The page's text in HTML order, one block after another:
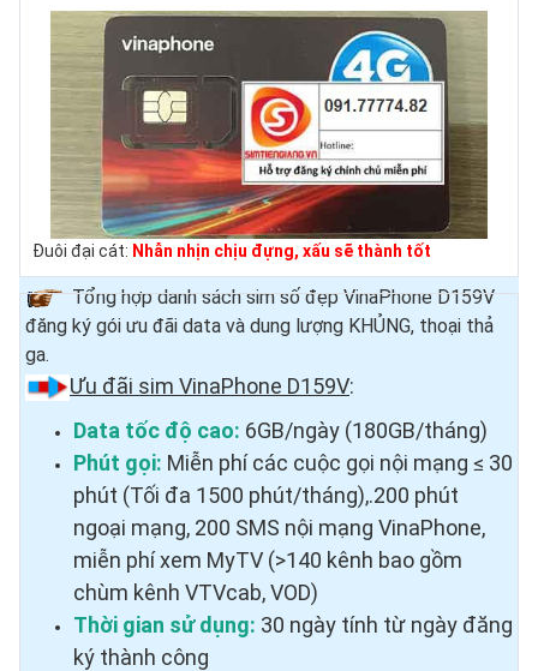
Đuôi đại cát: Nhẫn nhịn chịu đựng, xấu sẽ thành tốt
Tổng hợp danh sách sim số đẹp VinaPhone D159V
đăng ký gói ưu đãi data và dung lượng KHỦNG, thoại thả
ga.
Ưu đãi sim VinaPhone D159V:
Data tốc độ cao: 6GB/ngày (180GB/tháng)
Phút gọi: Miễn phí các cuộc gọi nội mạng ≤ 30
phút (Tối đa 1500 phút/tháng),.200 phút
ngoại mạng, 200 SMS nội mạng VinaPhone,
miễn phí xem MyTV (>140 kênh bao gồm
chùm kênh VTVcab, VOD)
Thời gian sử dụng: 30 ngày tính từ ngày đăng
ký thành công